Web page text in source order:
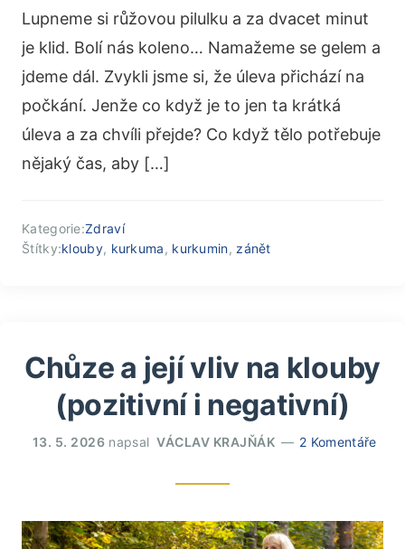
Lupneme si růžovou pilulku a za dvacet minut
je klid. Bolí nás koleno… Namažeme se gelem a
jdeme dál. Zvykli jsme si, že úleva přichází na
počkání. Jenže co když je to jen ta krátká
úleva a za chvíli přejde? Co když tělo potřebuje
nějaký čas, aby […]
Kategorie:Zdraví
Štítky:klouby, kurkuma, kurkumin, zánět
Chůze a její vliv na klouby
(pozitivní i negativní)
13. 5. 2026 napsal VÁCLAV KRAJŇÁK 2 Komentáře